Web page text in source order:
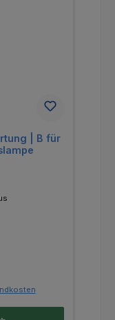
| B für